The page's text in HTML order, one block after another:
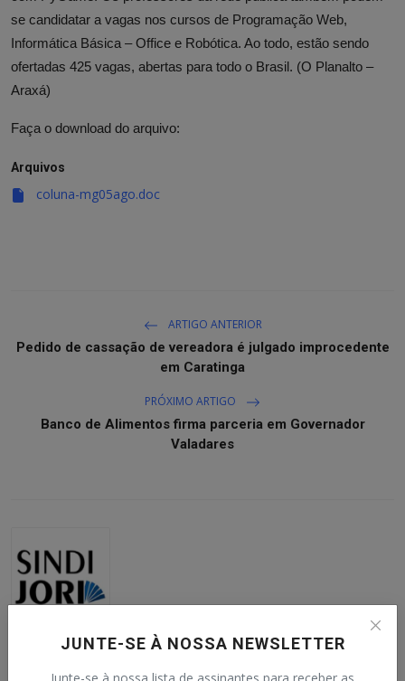
JUNTE-SE À NOSSA NEWSLETTER
se candidatar a vagas nos cursos de Programação Web,
Informática Básica – Office e Robótica. Ao todo, estão sendo
ofertadas 425 vagas, abertas para todo o Brasil. (O Planalto –
Araxá)
Faça o download do arquivo:
Arquivos
coluna-mg05ago.doc
ARTIGO ANTERIOR
Pedido de cassação de vereadora é julgado improcedente
em Caratinga
PRÓXIMO ARTIGO
Banco de Alimentos firma parceria em Governador
Valadares
SINDIJORI MG